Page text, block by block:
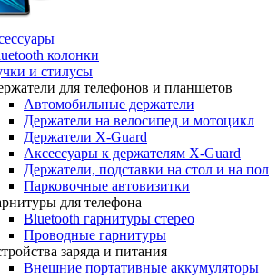
колонки
и стилусы
для телефонов и планшетов
Автомобильные держатели
Держатели на велосипед и мотоцикл
Держатели X-Guard
Аксессуары к держателям X-Guard
Держатели, подставки на стол и на пол
Парковочные автовизитки
для телефона
Bluetooth гарнитуры стерео
Проводные гарнитуры
заряда и питания
Внешние портативные аккумуляторы